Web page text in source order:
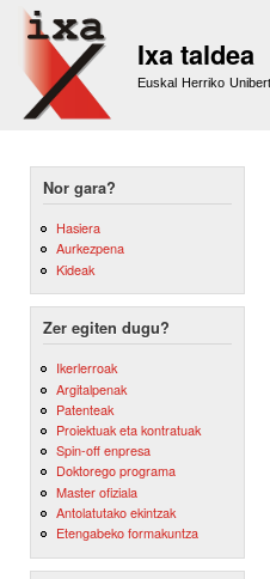
Ixa taldea
Euskal Herriko
Nor gara?
Hasiera
Aurkezpena
Kideak
Zer egiten dugu?
Ikerlerroak
Argitalpenak
Patenteak
Proiektuak eta kontratuak
Spin-off enpresa
Doktorego programa
Master ofiziala
Antolatutako ekintzak
Etengabeko formakuntza